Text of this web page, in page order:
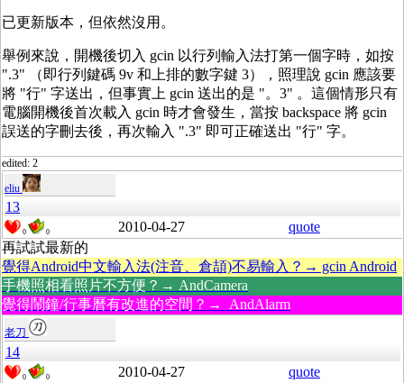
已更新版本，但依然沒用。
舉例來說，開機後切入 gcin 以行列輸入法打第一個字時，如按
".3" （即行列鍵碼 9v 和上排的數字鍵 3），照理說 gcin 應該要
將 "行" 字送出，但事實上 gcin 送出的是 "。3" 。這個情形只有
電腦開機後首次載入 gcin 時才會發生，當按 backspace 將 gcin
誤送的字刪去後，再次輸入 ".3" 即可正確送出 "行" 字。
edited: 2
eliu
13
0 0 2010-04-27
quote
再試試最新的
覺得Android中文輸入法(注音、倉頡)不易輸入？→ gcin Android
手機照相看照片不方便？→ AndCamera
覺得鬧鐘/行事曆有改進的空間？→ AndAlarm
老刀
14
0 0 2010-04-27
quote